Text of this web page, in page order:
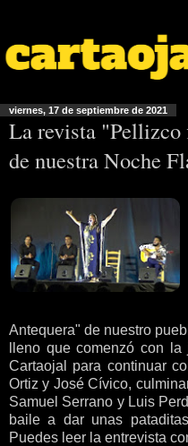
viernes, 17 de septiembre de 2021
La revista "Pellizco
de nuestra Noche
Antequera" de nuestro
lleno que comenzó con
Cartaojal para continuar
Ortiz y José Cívico,
Samuel Serrano y Luis
baile a dar unas
Puedes leer la entrevista